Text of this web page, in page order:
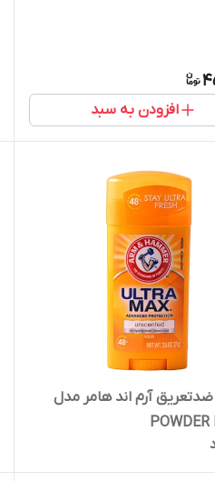
افزودن به سبد
آرم اند هامر مدل
POWDER